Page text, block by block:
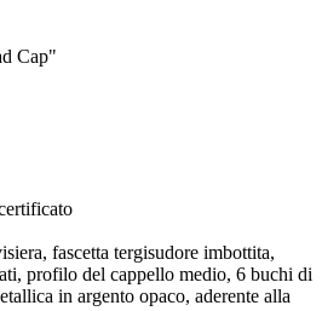
Cap"
fascetta tergisudore imbottita,
profilo del cappello medio, 6 buchi di
in argento opaco, aderente alla